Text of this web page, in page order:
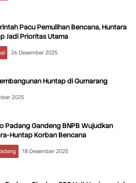
Pacu Pemulihan Bencana, Huntara
Jadi Prioritas Utama
26 Desember 2025
Huntap di Gumarang
2025
Padang Gandeng BNPB Wujudkan
Huntap Korban Bencana
18 Desember 2025